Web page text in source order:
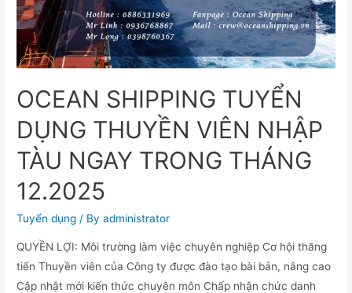
OCEAN SHIPPING TUYỂN
DỤNG THUYỀN VIÊN NHẬP
TÀU NGAY TRONG THÁNG
12.2025
Tuyển dụng / Byadministrator
QUYỀN LỢI: Môi trường làm việc chuyên nghiệp Cơ hội thăng
tiến Thuyền viên của Công ty được đào tạo bài bản, nâng cao
Cập nhật mới kiến ​​thức chuyên môn Chấp nhận chức danh